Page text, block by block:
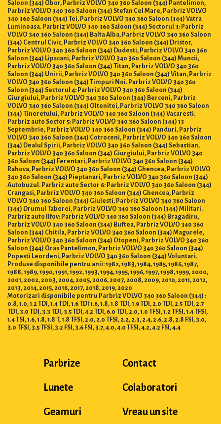
Saloon (344) Obor, Parbriz VOLVO 340 360 Saloon (344) Pantelimon,
Parbriz VOLVO 340 360 Saloon (344) Stefan Cel Mare, Parbriz VOLVO
340 360 Saloon (344) Tei, Parbriz VOLVO 340 360 Saloon (344) Vatra
Luminoasa. Parbriz VOLVO 340 360 Saloon (344) Sectorul 3: Parbriz
VOLVO 340 360 Saloon (344) Balta Alba, Parbriz VOLVO 340 360 Saloon
(344) Centrul Civic, Parbriz VOLVO 340 360 Saloon (344) Dristor,
Parbriz VOLVO 340 360 Saloon (344) Dudesti, Parbriz VOLVO 340 360
Saloon (344) Lipscani, Parbriz VOLVO 340 360 Saloon (344) Muncii,
Parbriz VOLVO 340 360 Saloon (344) Titan, Parbriz VOLVO 340 360
Saloon (344) Unirii, Parbriz VOLVO 340 360 Saloon (344) Vitan, Parbriz
VOLVO 340 360 Saloon (344) Timpuri Noi. Parbriz VOLVO 340 360
Saloon (344) Sectorul 4: Parbriz VOLVO 340 360 Saloon (344)
Giurgiului, Parbriz VOLVO 340 360 Saloon (344) Berceni, Parbriz
VOLVO 340 360 Saloon (344) Oltenitei, Parbriz VOLVO 340 360 Saloon
(344) Tineretului, Parbriz VOLVO 340 360 Saloon (344) Vacaresti.
Parbriz auto Sector 5: Parbriz VOLVO 340 360 Saloon (344) 13
Septembrie, Parbriz VOLVO 340 360 Saloon (344) Panduri, Parbriz
VOLVO 340 360 Saloon (344) Cotroceni, Parbriz VOLVO 340 360 Saloon
(344) Dealul Spirii, Parbriz VOLVO 340 360 Saloon (344) Sebastian,
Parbriz VOLVO 340 360 Saloon (344) Giurgiului, Parbriz VOLVO 340
360 Saloon (344) Ferentari, Parbriz VOLVO 340 360 Saloon (344)
Rahova, Parbriz VOLVO 340 360 Saloon (344) Ghencea, Parbriz VOLVO
340 360 Saloon (344) Pieptanari, Parbriz VOLVO 340 360 Saloon (344)
Autobuzul. Parbriz auto Sector 6: Parbriz VOLVO 340 360 Saloon (344)
Crangasi, Parbriz VOLVO 340 360 Saloon (344) Ghencea, Parbriz
VOLVO 340 360 Saloon (344) Giulesti, Parbriz VOLVO 340 360 Saloon
(344) Drumul Taberei, Parbriz VOLVO 340 360 Saloon (344) Militari.
Parbriz auto Ilfov: Parbriz VOLVO 340 360 Saloon (344) Bragadiru,
Parbriz VOLVO 340 360 Saloon (344) Buftea, Parbriz VOLVO 340 360
Saloon (344) Chitila, Parbriz VOLVO 340 360 Saloon (344) Magurele,
Parbriz VOLVO 340 360 Saloon (344) Otopeni, Parbriz VOLVO 340 360
Saloon (344) Oras Pantelimon, Parbriz VOLVO 340 360 Saloon (344)
Popesti Leordeni, Parbriz VOLVO 340 360 Saloon (344) Voluntari.
Produse disponibile pentru anii: 1982, 1983, 1984, 1985, 1986, 1987,
1988, 1989, 1990, 1991, 1992, 1993, 1994, 1995, 1996, 1997, 1998, 1999, 2000,
2001, 2002, 2003, 2004, 2005, 2006, 2007, 2008, 2009, 2010, 2011, 2012,
2013, 2014, 2015, 2016, 2017, 2018, 2019, 2020
Motorizari disponibile pentru Parbriz VOLVO 340 360 Saloon (344) :
0.8, 1.0, 1.2 TDI, 1.4 TDI, 1.6 TDI 1.6, 1.8, 1.8 TDI, 1.9 TDI, 2.0 TDI, 2.5 TDI, 2.7
TDI, 3.0 TDI, 3.3 TDI, 3.5 TDI, 4.2 TDI, 6.0 TDI, 2.0, 1.0 TFSI, 1.2 TFSI, 1.4 TFSI,
1.4 TSI, 1.6, 1.8, 1.8 T, 1.8 TFSI, 2.0, 2.0 TFSI, 2.2, 2.3, 2.4, 2.6, 2.8, 2.8 FSI, 3.0,
3.0 TFSI, 3.5 TFSI, 3.2 FSI, 3.6 FSI, 3.7, 4.0, 4.0 TFSI, 4.2, 4.2 FSI, 4.4
Parbrize
Lunete
Geamuri
Contact
Colaboratori
Vreau un site